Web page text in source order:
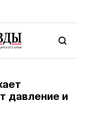
давление и